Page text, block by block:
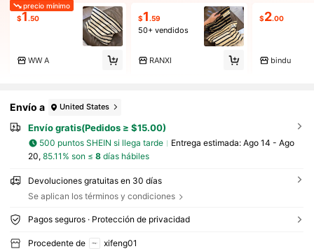
precio mínimo
$1 .50
WW A
$1 .59
50+ vendidos
RANXI
$2.00
bindu
Envío a United States
Envío gratis(Pedidos ≥ $15.00)
500 puntos SHEIN si llega tarde Entrega estimada: Ago 14 - Ago
20, 85.11% son ≤ 8días hábiles
Devoluciones gratuitas en 30 días
Se aplican los términos y condiciones
Pagos seguros · Protección de privacidad
Procedente de
xifeng01